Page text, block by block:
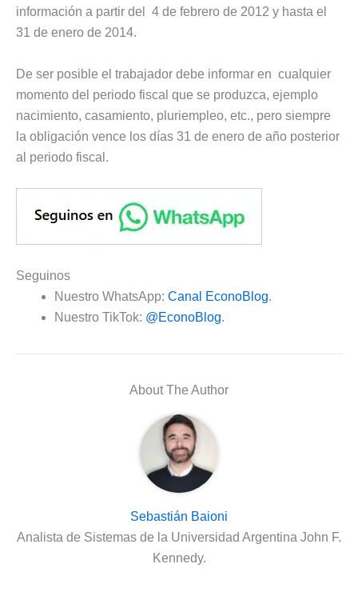
información a partir del 4 de febrero de 2012 y hasta el
31 de enero de 2014.
De ser posible el trabajador debe informar en cualquier
momento del periodo fiscal que se produzca, ejemplo
nacimiento, casamiento, pluriempleo, etc., pero siempre
la obligación vence los días 31 de enero de año posterior
al periodo fiscal.
Seguinos
Nuestro WhatsApp: Canal EconoBlog.
Nuestro TikTok: @EconoBlog.
About The Author
Sebastián Baioni
Analista de Sistemas de la Universidad Argentina John F.
Kennedy.